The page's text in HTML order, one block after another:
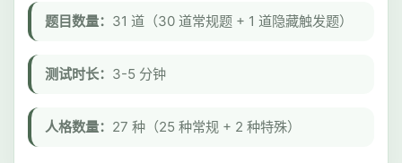
题目数量： 31 道（30 道常规题 + 1 道隐藏触发题）
测试时长： 3-5 分钟
人格数量： 27 种（25 种常规 + 2 种特殊）